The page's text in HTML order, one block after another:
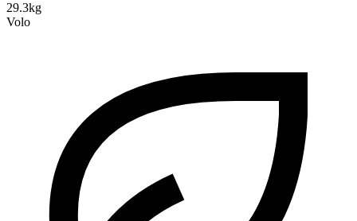
29.3kg
Volo